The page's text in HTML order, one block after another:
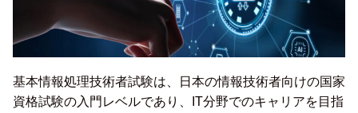
基本情報処理技術者試験は、日本の情報技術者向けの国家
資格試験の入門レベルであり、IT分野でのキャリアを目指